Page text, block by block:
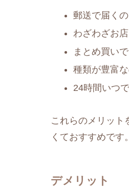
郵送で届く
わざわざお
まとめ買い
種類が豊富
24時間いつ
これらのメリット
くておすすめです。
デメリット